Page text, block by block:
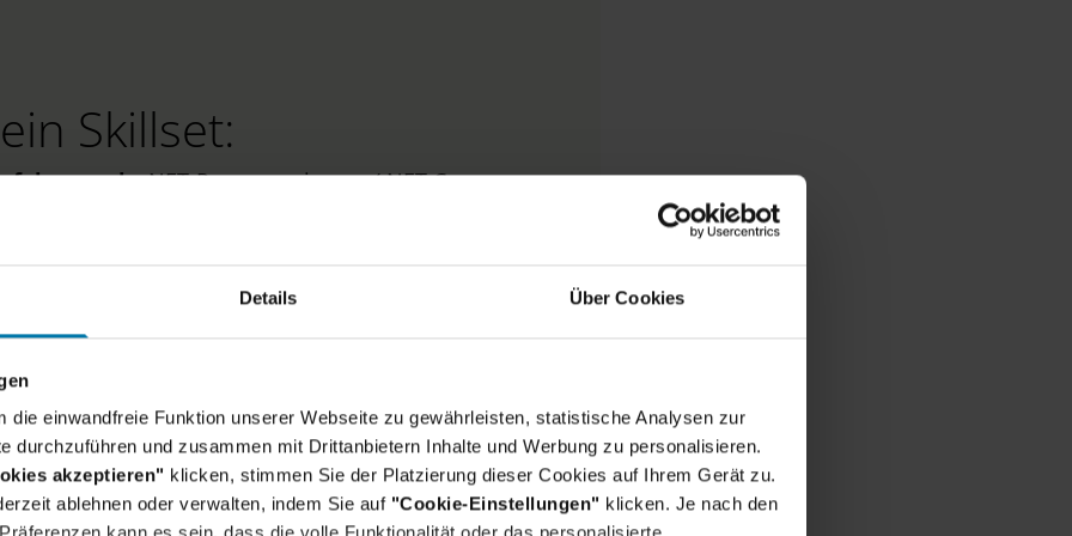
Details Über Cookies
die einwandfreie Funktion unserer Webseite zu gewährleisten, statistische Analysen zur
durchzuführen und zusammen mit Drittanbietern Inhalte und Werbung zu personalisieren.
akzeptieren" klicken, stimmen Sie der Platzierung dieser Cookies auf Ihrem Gerät zu.
ablehnen oder verwalten, indem Sie auf "Cookie-Einstellungen" klicken. Je nach den
Skillset:
als.NET-Programmierung (.NET Core,
Server, Entity Framework und
in Design Patterns
, Unit-Testing-
für skalierbare Systeme.
mit Fokus auf Kredit- und
(VaR, PD/LGD), regulatorische